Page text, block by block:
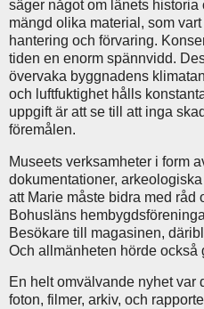
säger något om länets
mängd olika material, som
hantering och förvaring.
tiden en enorm spännvidd.
övervaka byggnadens
och luftfuktighet hålls
uppgift är att se till att inga
föremålen.
Museets verksamheter i form
dokumentationer,
att Marie måste bidra med råd
Bohusläns
Besökare till magasinen,
Och allmänheten hörde också
En helt omvälvande nyhet var
foton, filmer, arkiv, och